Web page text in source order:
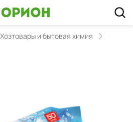
Хозтовары и бытовая химия